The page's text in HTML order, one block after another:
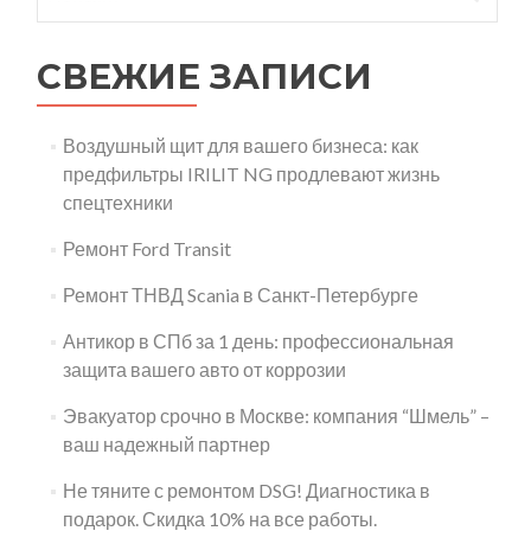
СВЕЖИЕ ЗАПИСИ
Воздушный щит для вашего бизнеса: как
предфильтры IRILIT NG продлевают жизнь
спецтехники
Ремонт Ford Transit
Ремонт ТНВД Scania в Санкт-Петербурге
Антикор в СПб за 1 день: профессиональная
защита вашего авто от коррозии
Эвакуатор срочно в Москве: компания “Шмель” –
ваш надежный партнер
Не тяните с ремонтом DSG! Диагностика в
подарок. Скидка 10% на все работы.